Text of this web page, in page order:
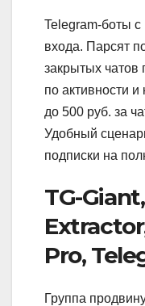
Telegram-боты
входа. Парсят
закрытых чатов
по активности
до 500 руб. за
Удобный
подписки на
TG-
Pro,
Группа